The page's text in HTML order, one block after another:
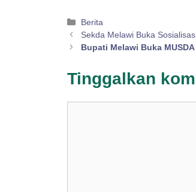
Kategori
Berita
Sekda Melawi Buka
Bupati Melawi Buka
Tinggalkan